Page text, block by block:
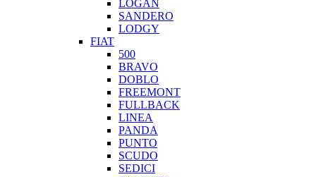
LOGAN
SANDERO
LODGY
FIAT
500
BRAVO
DOBLO
FREEMONT
FULLBACK
LINEA
PANDA
PUNTO
SCUDO
SEDICI